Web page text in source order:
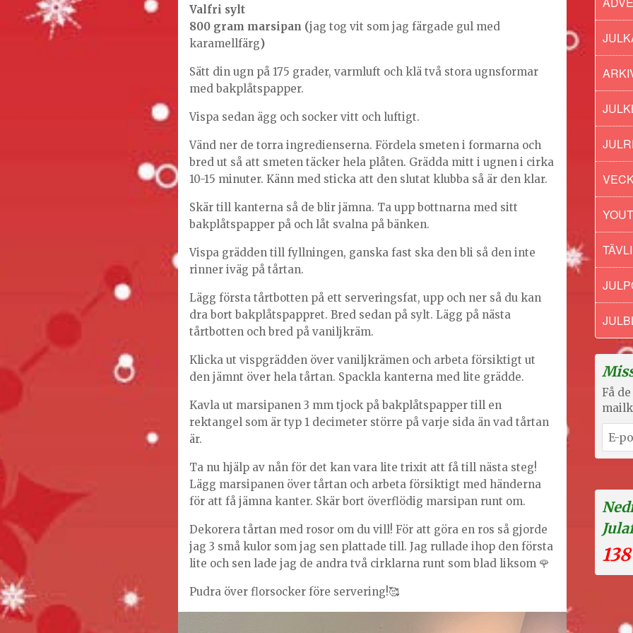
Valfri sylt
800 gram marsipan (jag tog vit som jag färgade gul med
karamellfärg)
Sätt din ugn på 175 grader, varmluft och klä två stora ugnsformar
med bakplåtspapper.
Vispa sedan ägg och socker vitt och luftigt.
Vänd ner de torra ingredienserna. Fördela smeten i formarna och
bred ut så att smeten täcker hela plåten. Grädda mitt i ugnen i cirka
10-15 minuter. Känn med sticka att den slutat klubba så är den klar.
Skär till kanterna så de blir jämna. Ta upp bottnarna med sitt
bakplåtspapper på och låt svalna på bänken.
Vispa grädden till fyllningen, ganska fast ska den bli så den inte
rinner iväg på tårtan.
Lägg första tårtbotten på ett serveringsfat, upp och ner så du kan
dra bort bakplåtspappret. Bred sedan på sylt. Lägg på nästa
tårtbotten och bred på vaniljkräm.
Klicka ut vispgrädden över vaniljkrämen och arbeta försiktigt ut
den jämnt över hela tårtan. Spackla kanterna med lite grädde.
Kavla ut marsipanen 3 mm tjock på bakplåtspapper till en
rektangel som är typ 1 decimeter större på varje sida än vad tårtan
är.
Ta nu hjälp av nån för det kan vara lite trixit att få till nästa steg!
Lägg marsipanen över tårtan och arbeta försiktigt med händerna
för att få jämna kanter. Skär bort överflödig marsipan runt om.
Dekorera tårtan med rosor om du vill! För att göra en ros så gjorde
jag 3 små kulor som jag sen plattade till. Jag rullade ihop den första
lite och sen lade jag de andra två cirklarna runt som blad liksom 🌹
Pudra över florsocker före servering!🥰
Få